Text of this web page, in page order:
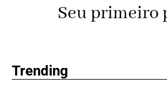
Seu primeiro
Trending